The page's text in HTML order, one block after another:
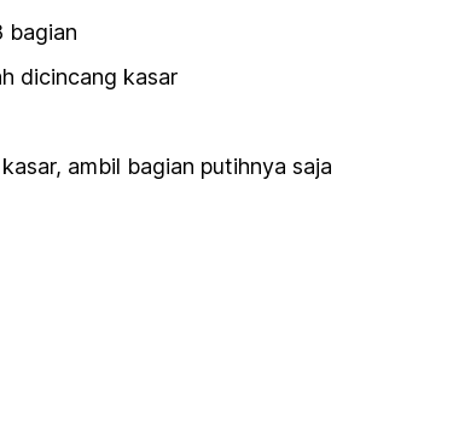
bagian
dicincang kasar
ambil bagian putihnya saja